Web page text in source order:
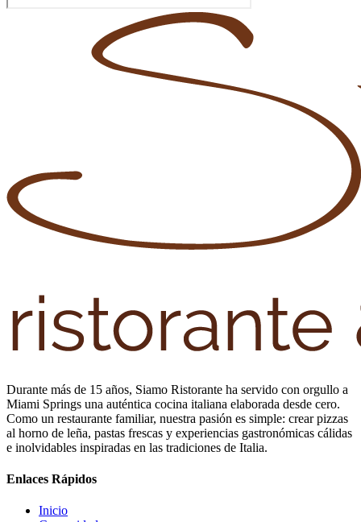
Durante más de 15 años, Siamo Ristorante ha servido con orgullo a
Miami Springs una auténtica cocina italiana elaborada desde cero.
Como un restaurante familiar, nuestra pasión es simple: crear pizzas
al horno de leña, pastas frescas y experiencias gastronómicas cálidas
e inolvidables inspiradas en las tradiciones de Italia.
Enlaces Rápidos
Inicio